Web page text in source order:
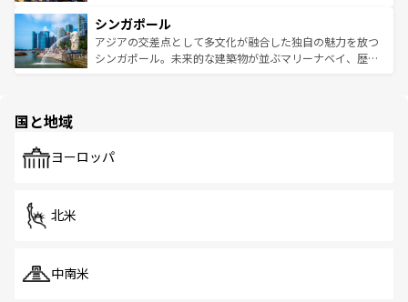
参照してほしい。
激する。気候は一年中温暖で、どの季節にも異なる楽しみ
が待っている。親しみやすいタイの人々、仏教を中心とし
た文化、そして多様な観光資源が、訪れる旅人を魅了し続
み、どこを訪れても感動するはず。観光スポットが密集し
ており、効率よく見どころを回れるのも魅力。息をのむよ
うな絶景から文化的な体験まで、香港を存分に楽しみ尽く
シンガポール
アジアの交差点として多文化が融合した独自の魅力を放つ
シンガポール。未来的な建築物が並ぶマリーナベイ、歴史
で、ホーカーズは地元の風情を楽しめる外せないスポット
国と地域
ヨーロッパ
北米
中南米